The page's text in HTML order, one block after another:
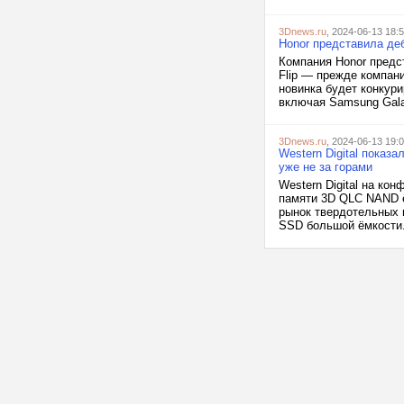
3Dnews.ru , 2024-06-13
Honor представила
Компания Honor
Flip — прежде
новинка будет
включая Samsung
3Dnews.ru , 2024-06-13
Western Digital
уже не за горами
Western Digital на
памяти 3D QLC
рынок твердотельных
SSD большой